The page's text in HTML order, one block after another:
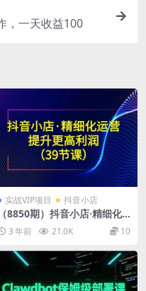
，一天收益100
实战VIP项目 抖音小店
（8850期）抖音小店·精细化
运营：提升·更高利润（39节
）
3 年前 21.0K 10